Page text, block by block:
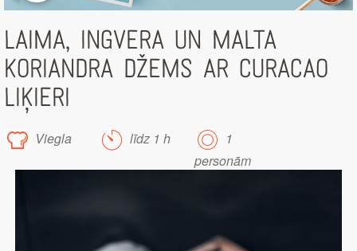
LAIMA, INGVERA UN MALTA
KORIANDRA DŽEMS AR CURACAO
LIĶIERI
Viegla līdz 1 h
1
personām